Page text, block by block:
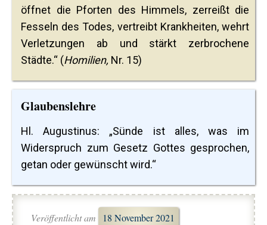
öffnet die Pforten des Himmels, zerreißt die
Fesseln des Todes, vertreibt Krankheiten, wehrt
Verletzungen ab und stärkt zerbrochene
Städte.“ (Homilien, Nr. 15)
Glaubenslehre
Hl. Augustinus: „Sünde ist alles, was im
Widerspruch zum Gesetz Gottes gesprochen,
getan oder gewünscht wird.“
Veröffentlicht am 18 November 2021